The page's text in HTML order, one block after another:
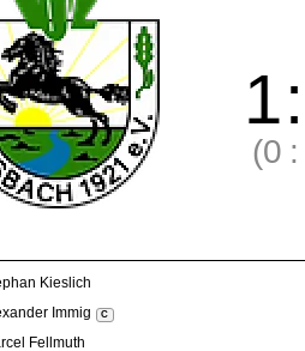
1:
(0 :
Kieslich
Immig C
Fellmuth